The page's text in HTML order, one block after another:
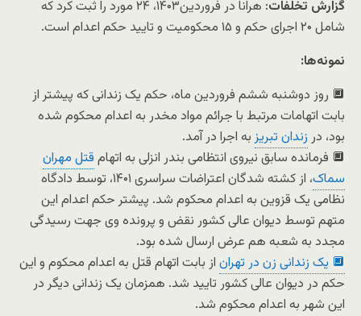
گزارش تخلفات
: هرانا در فروردین۱۴۰۳، ۲۴ مورد را ثبت کرد که
شامل ۲۰ اجرای حکم و ۱۵ محکومیت و تایید حکم اعدام است.
نمونه‌ها:
🔲 روز دوشنبه ششم فروردین ماه، حکم یک زندانی که پیشتر از
بابت اتهامات مرتبط با جرائم مواد مخدر به اعدام محکوم شده
بود، در زندان تبریزبه اجرا در آمد.
🔲 فرمانده سابق نیروی انتظامی بندر انزلی به اتهام قتل مهران
سماک
، از کشته شدگان اعتراضات سراسری ۱۴۰۱، توسط دادگاه
نظامی یک قزوین به اعدام محکوم شد. پیشتر حکم اعدام این
متهم توسط دیوان عالی کشور نقض و پرونده وی جهت رسیدگی
مجدد به شعبه هم عرض ارسال شده بود.
🔲 یک زندانی زن در تهران از بابت اتهام قتل به اعدام محکوم و این
حکم در دیوان عالی کشور تایید شد. همزمان یک زندانی دیگر در
این شهر به اعدام محکوم شد.